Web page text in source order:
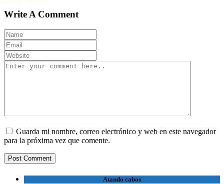
Write A Comment
Guarda mi nombre, correo electrónico y web en este navegador
para la próxima vez que comente.
Atando cabos